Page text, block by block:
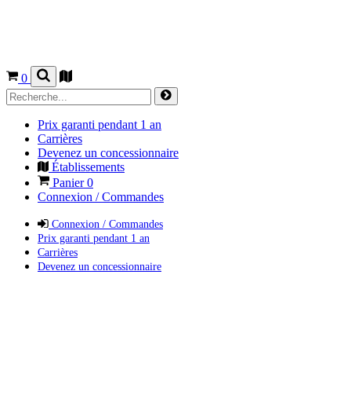
0
Prix garanti pendant 1 an
Carrières
Devenez un concessionnaire
Établissements
Panier0
Connexion / Commandes
Connexion / Commandes
Prix garanti pendant 1 an
Carrières
Devenez un concessionnaire